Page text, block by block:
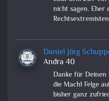
nicht sagen. Eher
Daniel Jörg
Andra 40
Danke für Deinen
die Mach1 Felge
bisher ganz